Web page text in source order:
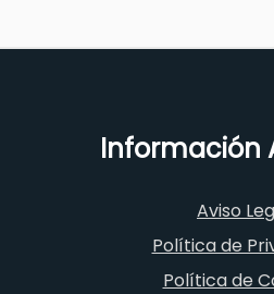
Información
Aviso
Política de
Política de